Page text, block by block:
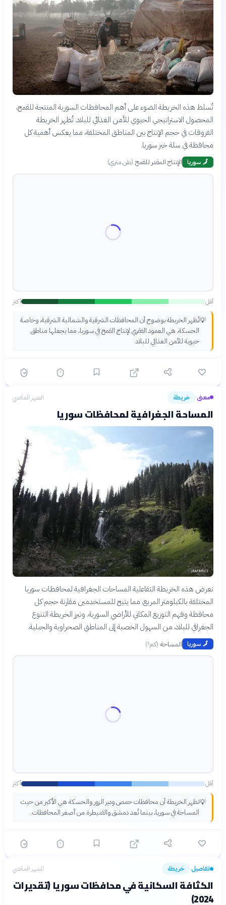
تُسلط هذه الخريطة الضوء على أهم المحافظات السورية المنتجة للقمح،
المحصول الاستراتيجي الحيوي للأمن الغذائي للبلاد. تُظهر الخريطة
الفروقات في حجم الإنتاج بين المناطق المختلفة، مما يعكس أهمية كل
محافظة في سلة خبز سوريا.
🗾 سوريا الإنتاج المقدر للقمح (طن متري)
أقل أكثر
💡تُظهر الخريطة بوضوح أن المحافظات الشرقية والشمالية الشرقية، وخاصة
الحسكة، هي العمود الفقري لإنتاج القمح في سوريا، مما يجعلها مناطق
حيوية للأمن الغذائي للبلاد.
معنى› خريطة الشهر الماضي
المساحة الجغرافية لمحافظات سوريا
تعرض هذه الخريطة التفاعلية المساحات الجغرافية لمحافظات سوريا
المختلفة بالكيلومتر المربع، مما يتيح للمستخدمين مقارنة حجم كل
محافظة وفهم التوزيع المكاني للأراضي السورية. وتبرز الخريطة التنوع
الجغرافي للبلاد، من السهول الخصبة إلى المناطق الصحراوية والجبلية.
🗾 سوريا المساحة (كم² )
أقل أكثر
💡تظهر الخريطة أن محافظات حمص ودير الزور والحسكة هي الأكبر من حيث
المساحة في سوريا، بينما تُعد دمشق والقنيطرة من أصغر المحافظات.
تفاصيل› خريطة الشهر الماضي
الكثافة السكانية في محافظات سوريا (تقديرات
2024)